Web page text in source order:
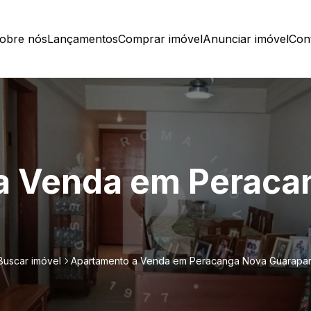
nósLançamentosComprar imóvelAnunciar imóvel
em
imóvel Apartamento a Venda em Peracanga Nova